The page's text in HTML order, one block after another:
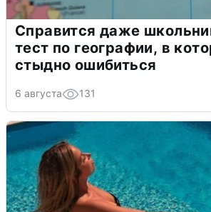
Справится даже
тест по географии, в
стыдно ошибиться
6 августа 131